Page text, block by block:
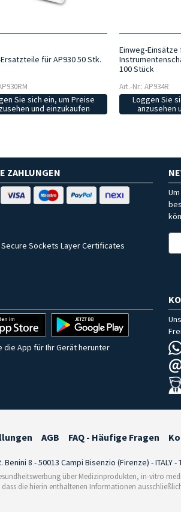
für AP930 50 Stk.
Sie sich ein, um Preise
und einzukaufen
Einweg-
100 Stück
Art.-Nr.: AP934R
Loggen Sie
anzusehen
ZAHLUNGEN
Secure Sockets Layer Certificates
die App für Ihr Gerät herunter
AGB FAQ - Häufige Fragen
Benini 8 - 50013 Campi Bisenzio (Firenze) - ITALY -
über Medizinprodukten, in-vitro
dass die hierin enthaltenen Informationen